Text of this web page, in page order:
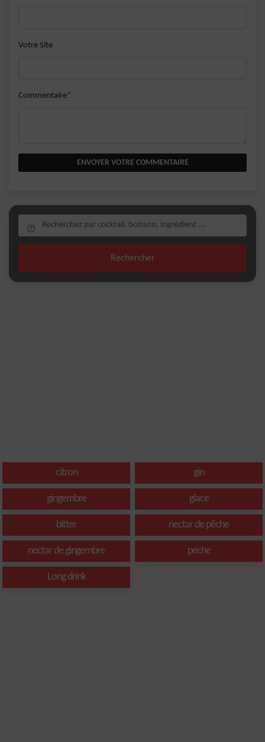
Votre Site
Commentaire*
ENVOYER VOTRE COMMENTAIRE
Rechercher
citron gin
gingembre glace
bitter nectar de pêche
nectar de gingembre peche
Long drink